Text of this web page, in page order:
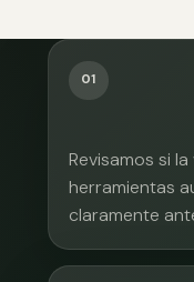
01
Revisamos si
herramientas
claramente